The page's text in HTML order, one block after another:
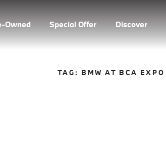
Owned Special Offer Discover
TAG: BMW AT BCA EXPO